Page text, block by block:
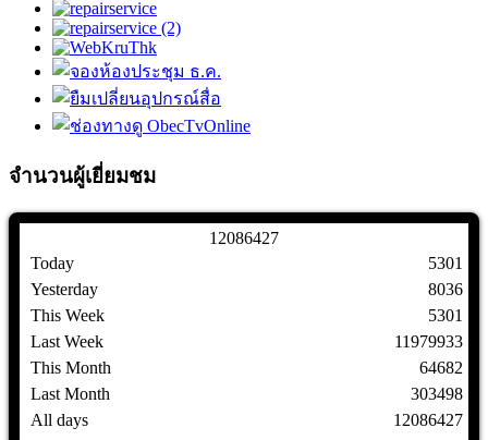
จำนวนผู้เยี่ยมชม
1 2086427
Today
Yesterday
This Week
Last Week
This Month
Last Month
All days
5301
8036
5301
11979933
64682
303498
12086427